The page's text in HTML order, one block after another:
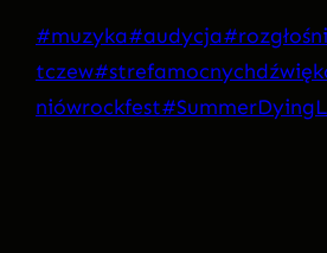
#muzyka#audycja
tczew
niówrockfest